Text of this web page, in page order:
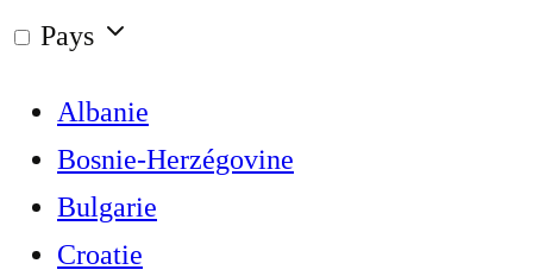
Pays
Albanie
Bosnie-Herzégovine
Bulgarie
Croatie